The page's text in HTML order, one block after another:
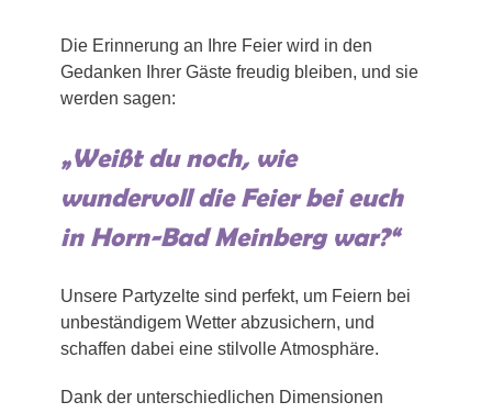
Die Erinnerung an Ihre Feier wird in den
Gedanken Ihrer Gäste freudig bleiben, und sie
werden sagen:
„Weißt du noch, wie
wundervoll die Feier bei euch
in Horn-Bad Meinberg war?“
Unsere Partyzelte sind perfekt, um Feiern bei
unbeständigem Wetter abzusichern, und
schaffen dabei eine stilvolle Atmosphäre.
Dank der unterschiedlichen Dimensionen